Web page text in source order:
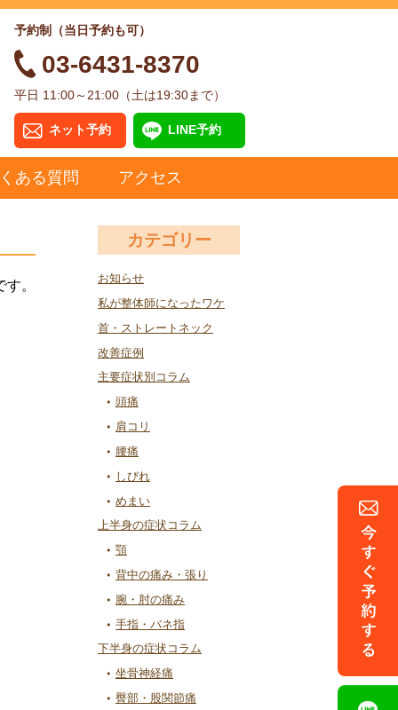
予約制（当日予約も可）
03-6431-8370
平日 11:00～21:00（土は19:30まで）
ネット予約 LINE予約
ある質問 アクセス
カテゴリー
お知らせ
私が整体師になったワケ
首・ストレートネック
改善症例
主要症状別コラム
頭痛
肩コリ
腰痛
しびれ
めまい
上半身の症状コラム
顎
背中の痛み・張り
腕・肘の痛み
手指・バネ指
下半身の症状コラム
坐骨神経痛
臀部・股関節痛
。